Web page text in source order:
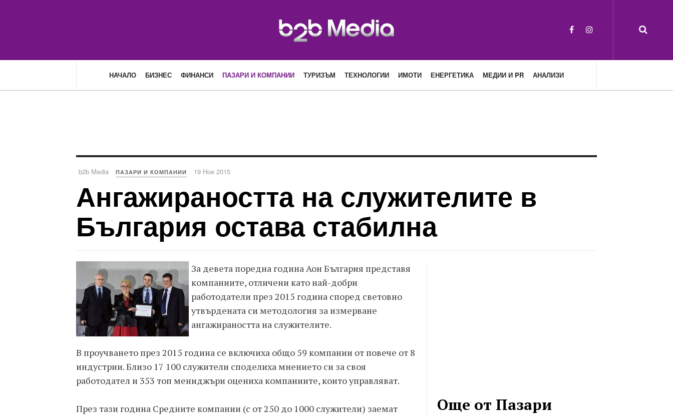
НАЧАЛО БИЗНЕС ФИНАНСИ ПАЗАРИ И КОМПАНИИ ТУРИЗЪМ ТЕХНОЛОГИИ ИМОТИ ЕНЕРГЕТИКА МЕДИИ И PR АНАЛИЗИ
b2b Media ПАЗАРИ И КОМПАНИИ 19 Ное 2015
Ангажираността на служителите в
България остава стабилна
За девета поредна година Аон България представя
компаниите, отличени като най-добри
работодатели през 2015 година според световно
утвърдената си методология за измерване
ангажираността на служителите.
В проучването през 2015 година се включиха общо 59 компании от повече от 8
индустрии. Близо 17 100 служители споделиха мнението си за своя
работодател и 353 топ мениджъри оцениха компаниите, които управляват.
През тази година Средните компании (с от 250 до 1000 служители) заемат
Още от Пазари